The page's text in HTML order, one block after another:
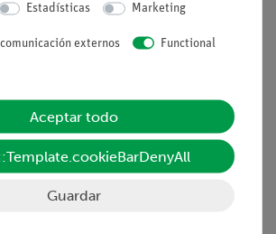
generales
Estadísticas Marketing
externos Functional
Aceptar todo
Guardar